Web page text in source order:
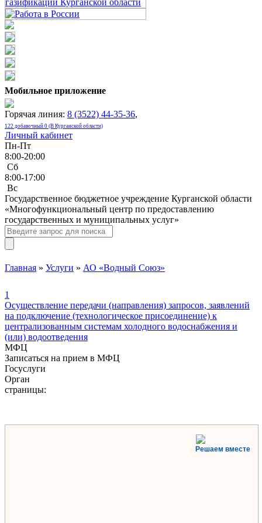
Мобильное приложение
Горячая линия: 8 (3522) 44-35-36,
122 добавочный 0 (В Курганской области)
Личный кабинет
Пн-Пт
8:00-20:00
Сб
8:00-17:00
Bc
Государственное бюджетное учреждение Курганской области
«Многофункциональный центр по предоставлению
государственных и муниципальных услуг»
Главная » Услуги » АО «Водный Союз»
1
Осуществление передачи (направления) запросов, заявлений
на подключение (технологическое присоединение) к
централизованным системам холодного водоснабжения и
(или) водоотведения
МФЦ
Записаться на прием в МФЦ
Госуслуги
Орган
страницы:
Решаем вместе